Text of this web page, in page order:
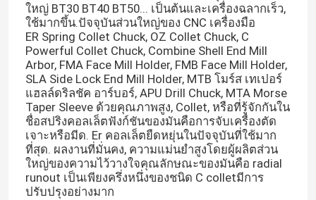
ใหญ่ BT30 BT40 BT50... เป็นต้นและเครื่องฉลากเร็ว,
ใช้มากขึ้น.ปัจจุบันส่วนใหญ่ของ CNC เครื่องมือ
ER Spring Collet Chuck, OZ Collet Chuck, C
Powerful Collet Chuck, Combine Shell End Mill
Arbor, FMA Face Mill Holder, FMB Face Mill Holder,
SLA Side Lock End Mill Holder, MTB โมร์ส เทเปอร์
แฮลล์ดริลชัค อาร์บอร์, APU Drill Chuck, MTA Morse
Taper Sleeve ด้วยคุณภาพสูง, Collet, หรือที่รู้จักกันใน
ชื่อสปริงคอลเล็ตฟังก์ชันของมันคือการจับเครื่องตัด
เจาะหรือมีด. Er คอลเล็ตยืดหยุ่นในปัจจุบันที่ใช้มาก
ที่สุด. ผลงานที่มั่นคง, ความแม่นยําสูงโดยผู้ผลิตส่วน
ใหญ่ของความไว้วางใจคุณลักษณะของมันคือ radial
runout เป็นเพียงครึ่งหนึ่งของชนิด C colletมีการ
ปรับปรุงอย่างมาก